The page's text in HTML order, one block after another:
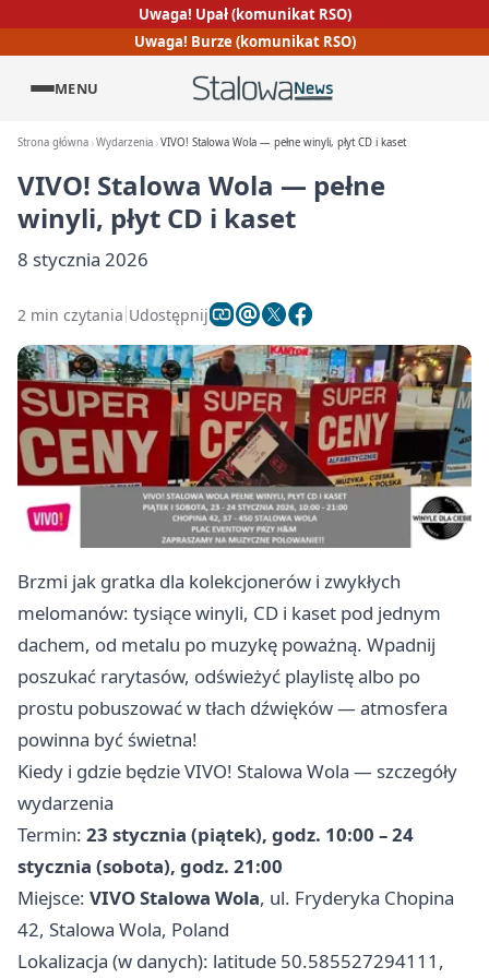
Uwaga! Upał (komunikat RSO)
Uwaga! Burze (komunikat RSO)
MENU
Strona główna Wydarzenia VIVO! Stalowa Wola — pełne winyli, płyt CD i kaset
VIVO! Stalowa Wola — pełne
winyli, płyt CD i kaset
8 stycznia 2026
2 min czytania Udostępnij
Brzmi jak gratka dla kolekcjonerów i zwykłych
melomanów: tysiące winyli, CD i kaset pod jednym
dachem, od metalu po muzykę poważną. Wpadnij
poszukać rarytasów, odświeżyć playlistę albo po
prostu pobuszować w tłach dźwięków — atmosfera
powinna być świetna!
Kiedy i gdzie będzie VIVO! Stalowa Wola — szczegóły
wydarzenia
Termin: 23 stycznia (piątek), godz. 10:00 – 24
stycznia (sobota), godz. 21:00
Miejsce: VIVO Stalowa Wola, ul. Fryderyka Chopina
42, Stalowa Wola, Poland
Lokalizacja (w danych): latitude 50.585527294111,